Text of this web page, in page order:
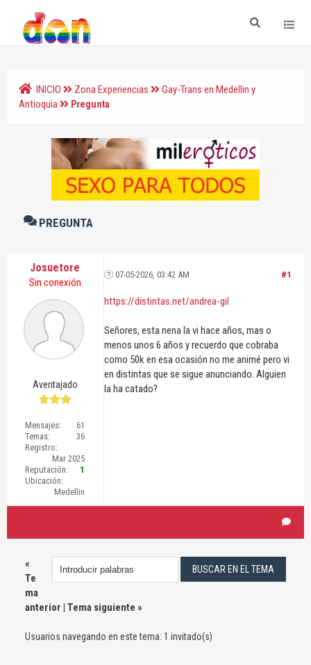
INICIO Zona Experiencias
Gay-Trans en Medellin y
Antioquia
Pregunta
PREGUNTA
Josuetore
Sin conexión
Aventajado
Mensajes:
61
Temas:
36
Registro:
Mar 2025
Reputación:
1
Ubicación:
Medellin
#1
07-05-2026, 03:42 AM
https://distintas.net/andrea-gil
Señores, esta nena la vi hace años, mas o
menos unos 6 años y recuerdo que cobraba
como 50k en esa ocasión no me animé pero vi
en distintas que se sigue anunciando. Alguien
la ha catado?
«
Te
ma
anterior | Tema siguiente »
Usuarios navegando en este tema: 1 invitado(s)